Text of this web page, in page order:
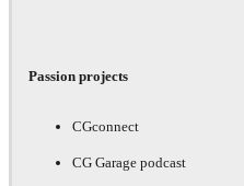
Passion projects
CGconnect
CG Garage podcast